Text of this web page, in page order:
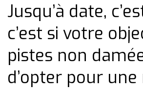
Jusqu’à date,
c’est si votre
pistes non
d’opter pour